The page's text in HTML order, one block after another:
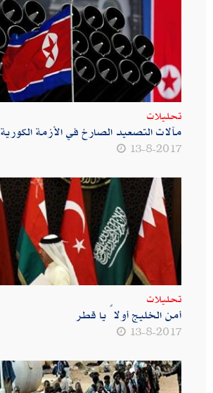
تحليلات
مآلات التصعيد الصارخ في الأزمة الكورية
13-8-2017
تحليلات
أمن الخليج أولاً يا قطر
13-8-2017